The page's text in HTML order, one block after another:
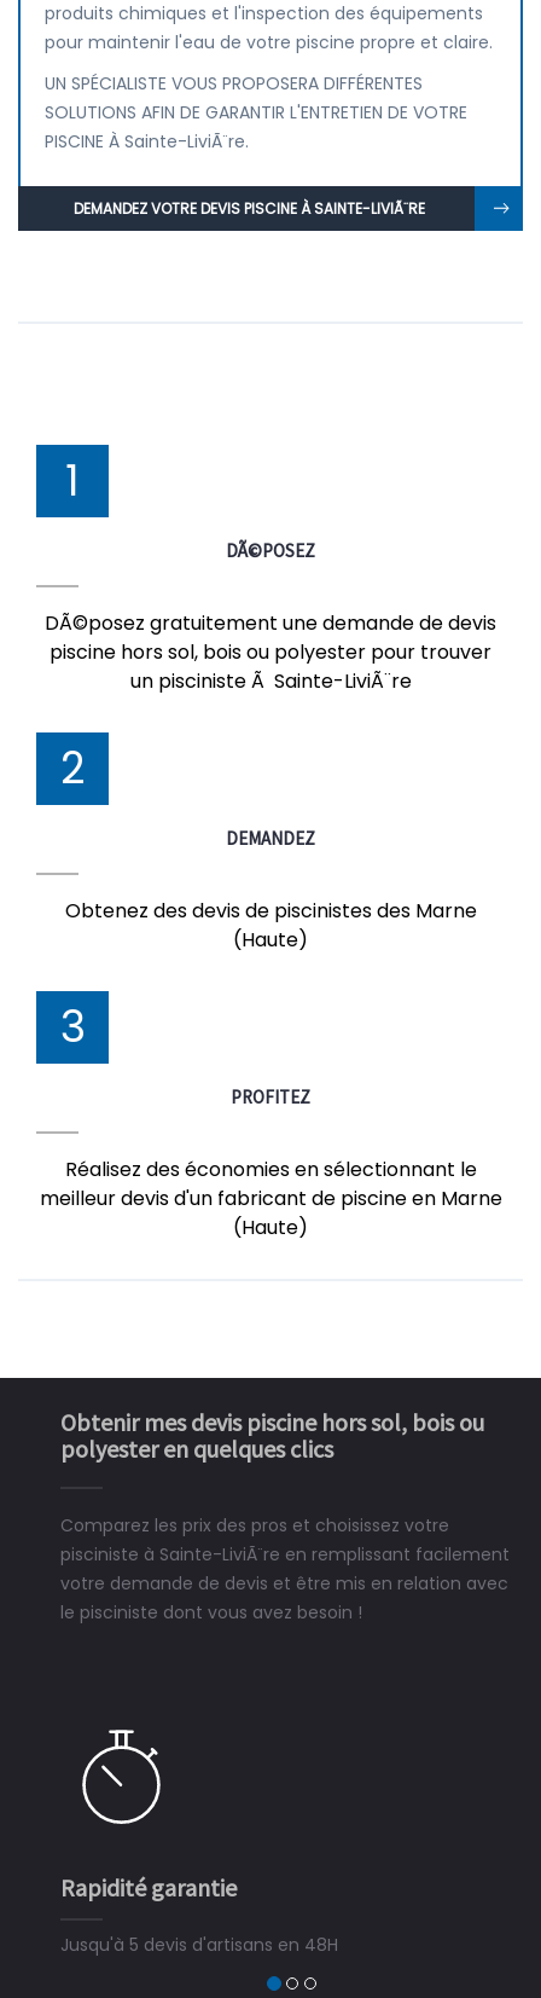
produits chimiques et l'inspection des équipements
pour maintenir l'eau de votre piscine propre et claire.
UN SPÉCIALISTE VOUS PROPOSERA DIFFÉRENTES
SOLUTIONS AFIN DE GARANTIR L'ENTRETIEN DE VOTRE
PISCINE À Sainte-LiviÃ¨re.
DEMANDEZ VOTRE DEVIS PISCINE À SAINTE-LIVIÃ¨RE
1
DÃ©POSEZ
DÃ©posez gratuitement une demande de devis
piscine hors sol, bois ou polyester pour trouver
un pisciniste Ã Sainte-LiviÃ¨re
2
DEMANDEZ
Obtenez des devis de piscinistes des Marne
(Haute)
3
PROFITEZ
Réalisez des économies en sélectionnant le
meilleur devis d'un fabricant de piscine en Marne
(Haute)
Obtenir mes devis piscine hors sol, bois ou
polyester en quelques clics
Comparez les prix des pros et choisissez votre
pisciniste à Sainte-LiviÃ¨re en remplissant facilement
votre demande de devis et être mis en relation avec
le pisciniste dont vous avez besoin !
Rapidité garantie
Jusqu'à 5 devis d'artisans en 48H